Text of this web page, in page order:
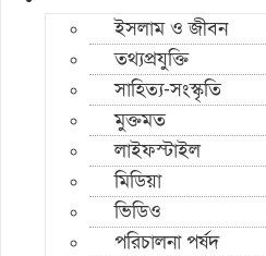
ইসলাম ও জীবন
তথ্যপ্রযুক্তি
সাহিত্য-সংস্কৃতি
মুক্তমত
লাইফস্টাইল
মিডিয়া
ভিডিও
পরিচালনা পর্ষদ